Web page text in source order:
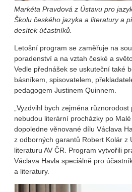
Markéta Pravdová z Ústavu pro
Školu českého jazyka a literatury a
desítek účastníků.
Letošní program se zaměřuje na
poradenství a na vztah české a
Vedle přednášek se uskuteční také
básníkem, spisovatelem,
pedagogem Justinem Quinnem.
„Vyzdvihl bych zejména
nebudou literární procházky po
dopoledne věnované dílu Václava
z odborných garantů Robert Kolár z
literaturu AV ČR. Program vytvořili
Václava Havla speciálně pro
a literatury.